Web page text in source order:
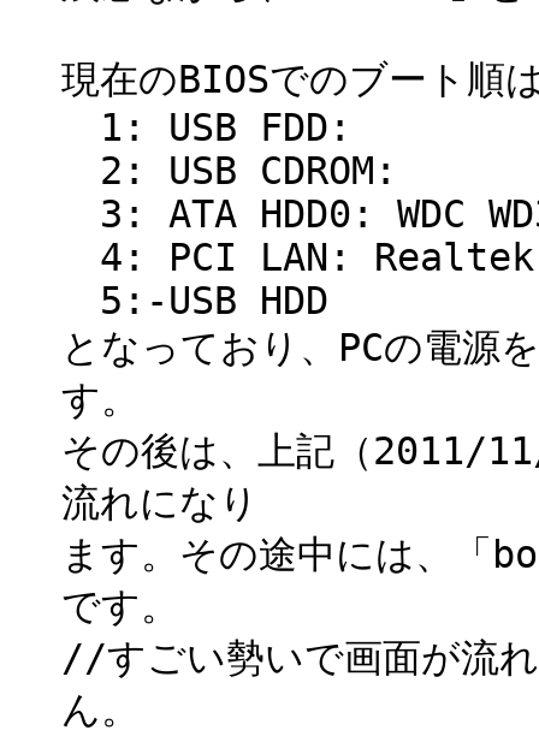
現在のBIOSでのブート順
1: USB FDD:
2: USB CDROM:
3: ATA HDD0: WDC
4: PCI LAN:
5:-USB HDD
となっており、PCの電源
す。
その後は、上記（2011/
流れになり
ます。その途中には、「
です。
//すごい勢いで画面が流
ん。